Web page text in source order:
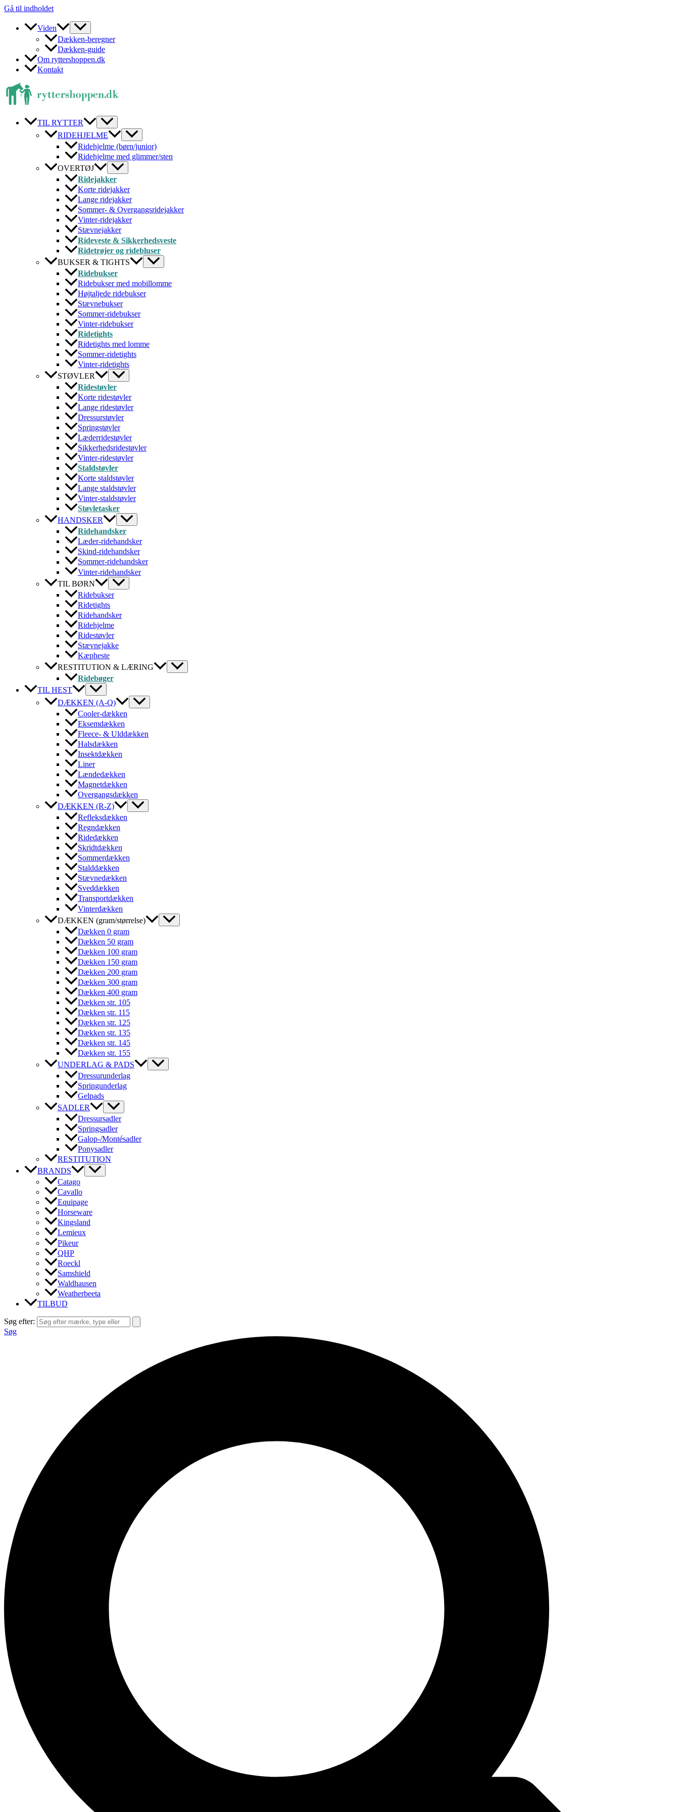
Gå til indholdet
Viden
Dækken-beregner
Dækken-guide
Om ryttershoppen.dk
Kontakt
TIL RYTTER
RIDEHJELME
Ridehjelme (børn/junior)
Ridehjelme med glimmer/sten
OVERTØJ
Ridejakker
Korte ridejakker
Lange ridejakker
Sommer- & Overgangsridejakker
Vinter-ridejakker
Stævnejakker
Rideveste & Sikkerhedsveste
Ridetrøjer og ridebluser
BUKSER & TIGHTS
Ridebukser
Ridebukser med mobillomme
Højtaljede ridebukser
Stævnebukser
Sommer-ridebukser
Vinter-ridebukser
Ridetights
Ridetights med lomme
Sommer-ridetights
Vinter-ridetights
STØVLER
Ridestøvler
Korte ridestøvler
Lange ridestøvler
Dressurstøvler
Springstøvler
Læderridestøvler
Sikkerhedsridestøvler
Vinter-ridestøvler
Staldstøvler
Korte staldstøvler
Lange staldstøvler
Vinter-staldstøvler
Støvletasker
HANDSKER
Ridehandsker
Læder-ridehandsker
Skind-ridehandsker
Sommer-ridehandsker
Vinter-ridehandsker
TIL BØRN
Ridebukser
Ridetights
Ridehandsker
Ridehjelme
Ridestøvler
Stævnejakke
Kæpheste
RESTITUTION & LÆRING
Ridebøger
TIL HEST
DÆKKEN (A-Q)
Cooler-dækken
Eksemdækken
Fleece- & Ulddækken
Halsdækken
Insektdækken
Liner
Lændedækken
Magnetdækken
Overgangsdækken
DÆKKEN (R-Z)
Refleksdækken
Regndækken
Ridedækken
Skridtdækken
Sommerdækken
Stalddækken
Stævnedækken
Sveddækken
Transportdækken
Vinterdækken
DÆKKEN (gram/størrelse)
Dækken 0 gram
Dækken 50 gram
Dækken 100 gram
Dækken 150 gram
Dækken 200 gram
Dækken 300 gram
Dækken 400 gram
Dækken str. 105
Dækken str. 115
Dækken str. 125
Dækken str. 135
Dækken str. 145
Dækken str. 155
UNDERLAG & PADS
Dressurunderlag
Springunderlag
Gelpads
SADLER
Dressursadler
Springsadler
Galop-/Montésadler
Ponysadler
RESTITUTION
BRANDS
Catago
Cavallo
Equipage
Horseware
Kingsland
Lemieux
Pikeur
QHP
Roeckl
Samshield
Waldhausen
Weatherbeeta
TILBUD
Søg efter:
Søg